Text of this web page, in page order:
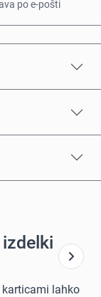
po e-pošti
lahko